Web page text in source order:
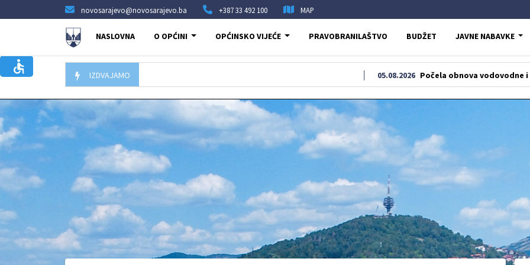
novosarajevo@novosarajevo.ba +387 33 492 100 MAP
NASLOVNA O OPĆINI OPĆINSKO VIJEĆE PRAVOBRANILAŠTVO BUDŽET JAVNE NABAVKE
IZDVAJAMO Počela obnova vodovodne i